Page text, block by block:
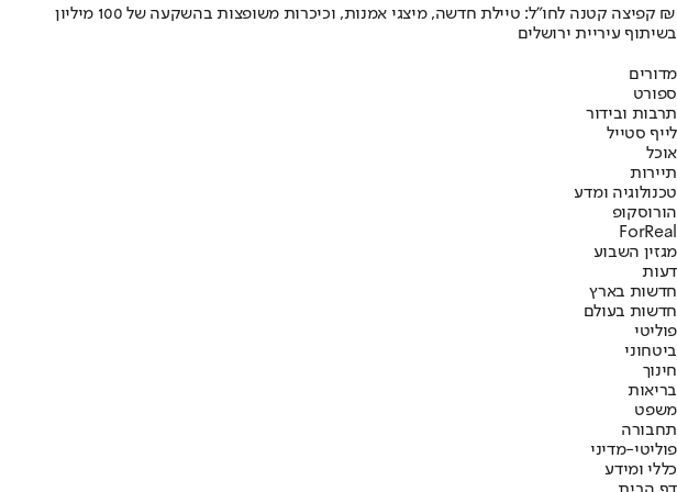
קפיצה קטנה לחו"ל: טיילת חדשה, מיצגי אמנות, וכיכרות משופצות בהשקעה של 100 מיליון ₪
בשיתוף עיריית ירושלים
מדורים
ספורט
תרבות ובידור
לייף סטייל
אוכל
תיירות
טכנולוגיה ומדע
הורוסקופ
ForReal
מגזין השבוע
דעות
חדשות בארץ
חדשות בעולם
פוליטי
ביטחוני
חינוך
בריאות
משפט
תחבורה
פוליטי-מדיני
כללי ומידע